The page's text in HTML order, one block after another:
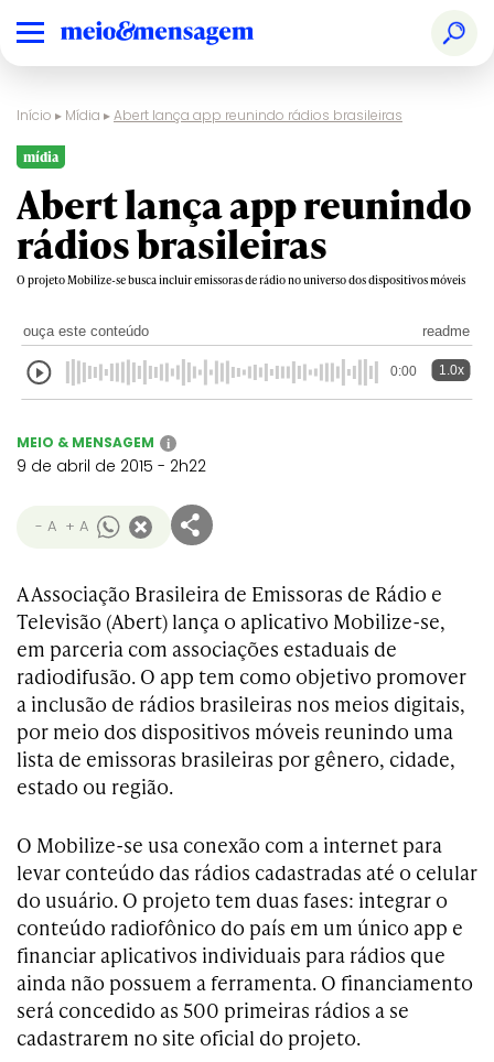
Início ▸ Mídia ▸Abert lança app reunindo rádios brasileiras
mídia
Abert lança app reunindo
rádios brasileiras
O projeto Mobilize-se busca incluir emissoras de rádio no universo dos dispositivos móveis
ouça este conteúdo readme
0:00 1.0x
MEIO & MENSAGEM i
9 de abril de 2015 - 2h22
- A + A
A Associação Brasileira de Emissoras de Rádio e
Televisão (Abert) lança o aplicativo Mobilize-se,
em parceria com associações estaduais de
radiodifusão. O app tem como objetivo promover
a inclusão de rádios brasileiras nos meios digitais,
por meio dos dispositivos móveis reunindo uma
lista de emissoras brasileiras por gênero, cidade,
estado ou região.
O Mobilize-se usa conexão com a internet para
levar conteúdo das rádios cadastradas até o celular
do usuário. O projeto tem duas fases: integrar o
conteúdo radiofônico do país em um único app e
financiar aplicativos individuais para rádios que
ainda não possuem a ferramenta. O financiamento
será concedido as 500 primeiras rádios a se
cadastrarem no site oficial do projeto.